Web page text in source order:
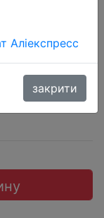
Аліекспресс
закрити